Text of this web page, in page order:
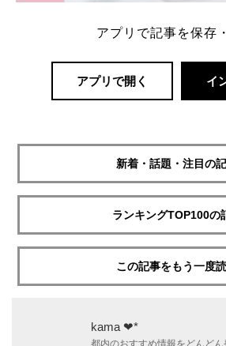
アプリで記事を保存
アプリで開く イ
新着・話題・注目の
ランキングTOP100の
この記事をもう一度
kama ❤︎*
都内のおすすめ情報をどんどん